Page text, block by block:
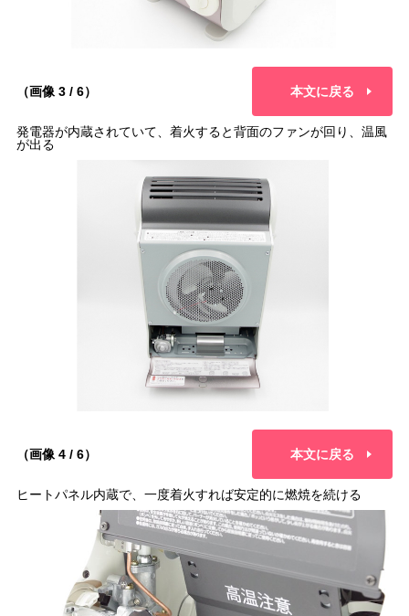
（画像 3 / 6） 本文に戻る
発電器が内蔵されていて、着火すると背面のファンが回り、温風
が出る
（画像 4 / 6） 本文に戻る
ヒートパネル内蔵で、一度着火すれば安定的に燃焼を続ける